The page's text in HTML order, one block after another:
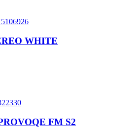
WHITE
FM S2